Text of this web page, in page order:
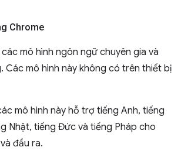
Chrome
mô hình ngôn ngữ chuyên gia và
Các mô hình này không có trên thiết bị
mô hình này hỗ trợ tiếng Anh, tiếng
Nhật, tiếng Đức và tiếng Pháp cho
đầu ra.